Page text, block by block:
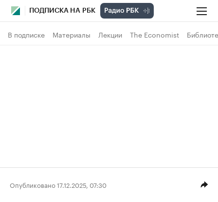
ПОДПИСКА НА РБК
В подписке Материалы Лекции The Economist
Опубликовано 17.12.2025, 07:30